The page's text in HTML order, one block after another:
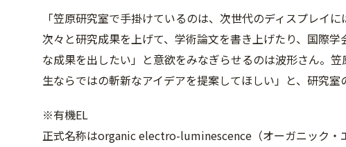
「笠原研究室で手掛けているのは、次世代のディスプレイ
次々と研究成果を上げて、学術論文を書き上げたり、国際
な成果を出したい」と意欲をみなぎらせるのは波形さん。
生ならではの斬新なアイデアを提案してほしい」と、研究室
※有機EL
正式名称はorganic electro-luminescence（オーガニック・